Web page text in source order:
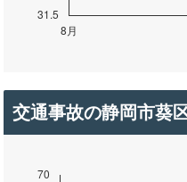
交通事故の静岡市葵